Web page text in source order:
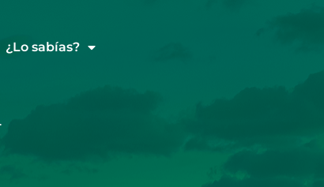
¿Lo sabías?